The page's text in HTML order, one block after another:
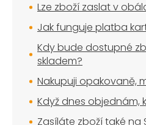
Lze zboží zaslat v
Jak funguje platba
Kdy bude dostupné
skladem?
Nakupuji opakovaně,
Když dnes objednám,
Zasíláte zboží také na